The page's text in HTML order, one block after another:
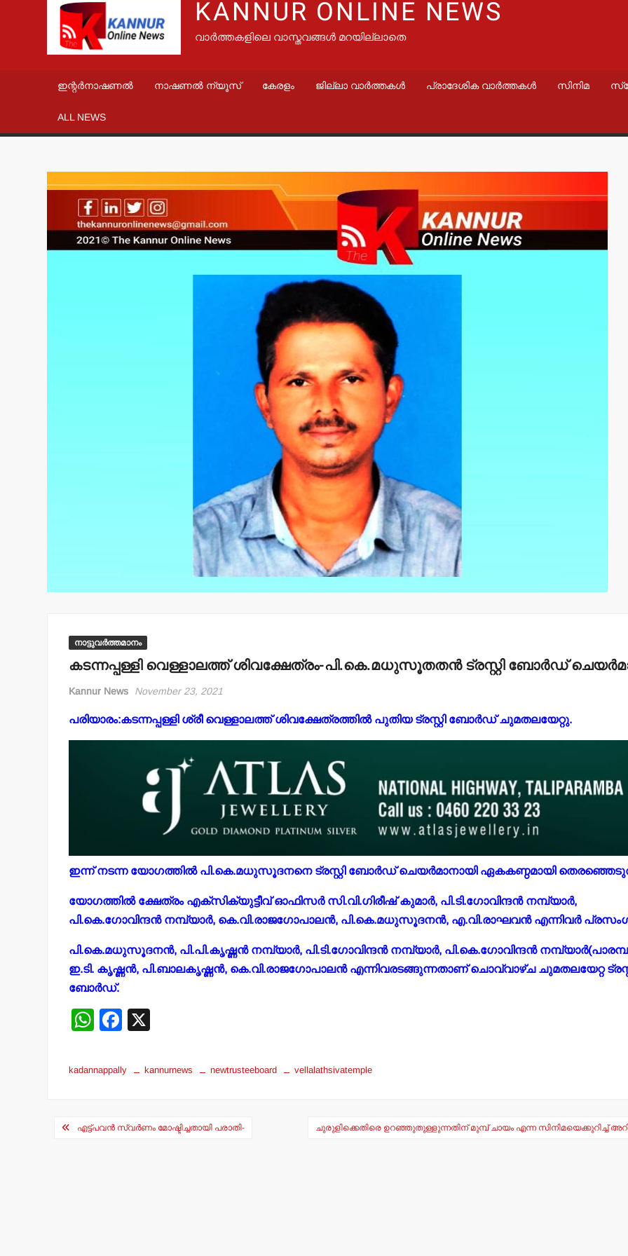
KANNUR ONLINE NEWS
വാർത്തകളിലെ വാസ്തവങ്ങൾ മറയില്ലാതെ
ഇന്റർനാഷണൽ നാഷണൽ ന്യൂസ് കേരളം ജില്ലാ വാർത്തകൾ പ്രാദേശിക വാർത്തകൾ സിനിമ
ALL NEWS
നാട്ടുവർത്തമാനം
കടന്നപ്പള്ളി വെള്ളാലത്ത് ശിവക്ഷേത്രം-പി.കെ.മധുസൂതതന്‍ ട്രസ്റ്റി ബോര്‍ഡ്
Kannur News November 23, 2021
പരിയാരം:കടന്നപ്പള്ളി ശ്രീ വെള്ളാലത്ത് ശിവക്ഷേത്രത്തില്‍ പുതിയ ട്രസ്റ്റി ബോര്‍ഡ് ചുമതലയേറ്റു.
ഇന്ന് നടന്ന യോഗത്തില്‍ പി.കെ.മധുസൂദനനെ ട്രസ്റ്റി ബോര്‍ഡ് ചെയര്‍മാനായി ഏകകണ്ഠമായി
യോഗത്തില്‍ ക്ഷേത്രം എക്‌സിക്യുട്ടീവ് ഓഫിസര്‍ സി.വി.ഗിരീഷ് കുമാര്‍, പി.ടി.ഗോവിന്ദന്‍ നമ്പ്യാര്‍,
പി.കെ.ഗോവിന്ദന്‍ നമ്പ്യാര്‍, കെ.വി.രാജഗോപാലന്‍, പി.കെ.മധുസൂദനന്‍, എ.വി.രാഘവന്‍ എന്നിവര്‍
പി.കെ.മധുസൂദനന്‍, പി.പി.കൃഷ്ണന്‍ നമ്പ്യാര്‍, പി.ടി.ഗോവിന്ദന്‍ നമ്പ്യാര്‍, പി.കെ.ഗോവിന്ദന്‍
ഇ.ടി. കൃഷ്ണന്‍, പി.ബാലകൃഷ്ണന്‍, കെ.വി.രാജഗോപാലന്‍ എന്നിവരടങ്ങുന്നതാണ് ചൊവ്വാഴ്ച ചുമതലയേറ്റ
ബോര്‍ഡ്.
W
at
p
F
c
o
kadannappally kannurnews newtrusteeboard vellalathsivatemple
Postഎട്ട്പവന്‍ സ്വര്‍ണം മോഷ്ടിച്ചതായി പരാതി- ചുരുളിക്കെതിരെ ഉറഞ്ഞുതുള്ളുന്നതിന് മുമ്പ് ചായം എന്ന സിനിമയെക്കുറിച്ച്
ഉദ്ഘാടനം ചെയ്യും.
admin3